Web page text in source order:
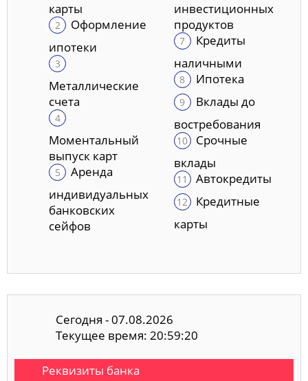
карты
Оформление
ипотеки
Металлические
счета
Моментальный
выпуск карт
Аренда
индивидуальных
банковских
сейфов
инвестиционных
продуктов
Кредиты
наличными
Ипотека
Вклады до
востребования
Срочные
вклады
Автокредиты
Кредитные
карты
Сегодня - 07.08.2026
Текущее время: 20:59:20
Реквизиты банка